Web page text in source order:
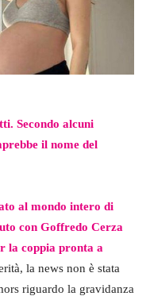
Secondo alcuni
il nome del
al mondo intero di
con Goffredo Cerza
la coppia pronta a
la news non è stata
riguardo la gravidanza